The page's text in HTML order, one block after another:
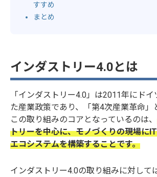
すすめ
まとめ
インダストリー4.0とは
「インダストリー4.0」は2011年にド
た産業政策であり、「第4次産業革命」
この取り組みのコアとなっているのは、
トリーを中心に、モノづくりの現場に
エコシステムを構築することです。
インダストリー4.0の取り組みに対して